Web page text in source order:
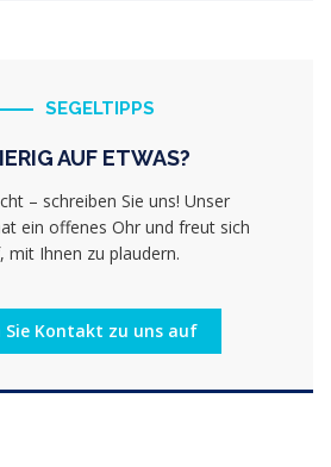
SEGELTIPPS
AUF ETWAS?
– schreiben Sie uns! Unser
ein offenes Ohr und freut sich
mit Ihnen zu plaudern.
Sie Kontakt zu uns auf